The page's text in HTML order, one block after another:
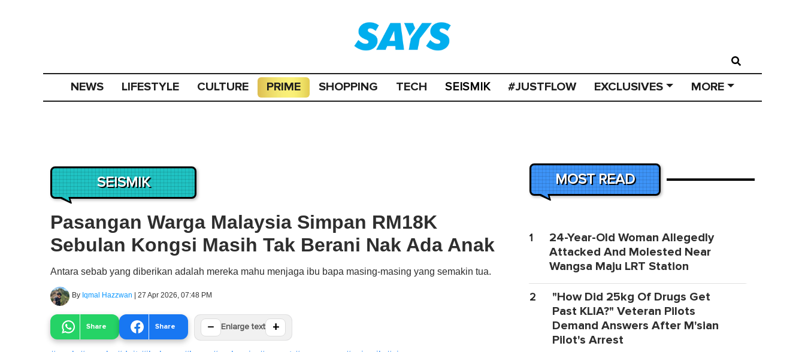
NEWS LIFESTYLE CULTURE PRIME SHOPPING TECH SEISMIK #JUSTFLOW EXCLUSIVES MORE
SEISMIK
Pasangan Warga Malaysia Simpan RM18K
Sebulan Kongsi Masih Tak Berani Nak Ada Anak
Antara sebab yang diberikan adalah mereka mahu menjaga ibu bapa masing-masing yang semakin tua.
By Iqmal Hazzwan | 27 Apr 2026, 07:48 PM
Share Share − Enlarge text +
MOST READ
1
24-Year-Old Woman Allegedly
Attacked And Molested Near
Wangsa Maju LRT Station
2
"How Did 25kg Of Drugs Get
Past KLIA?" Veteran Pilots
Demand Answers After M'sian
Pilot's Arrest